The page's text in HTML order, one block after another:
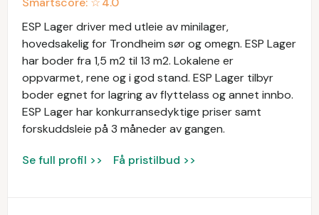
ESP Lager driver med utleie av minilager,
hovedsakelig for Trondheim sør og omegn. ESP Lager
har boder fra 1,5 m2 til 13 m2. Lokalene er
oppvarmet, rene og i god stand. ESP Lager tilbyr
boder egnet for lagring av flyttelass og annet innbo.
ESP Lager har konkurransedyktige priser samt
forskuddsleie på 3 måneder av gangen.
Se full profil >> Få pristilbud >>